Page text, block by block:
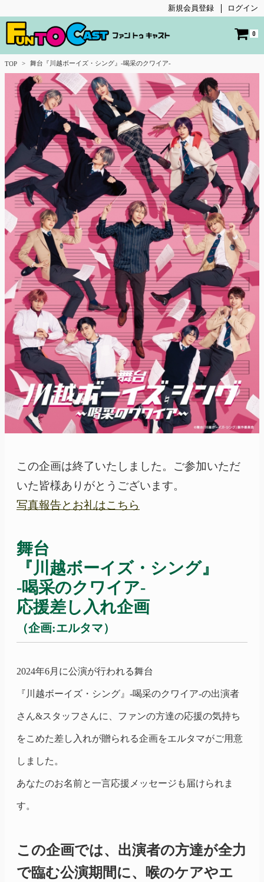
新規会員登録 ログイン
0
TOP 舞台『川越ボーイズ・シング』-喝采のクワイア-
この企画は終了いたしました。ご参加いただ
いた皆様ありがとうございます。
写真報告とお礼はこちら
舞台
『川越ボーイズ・シング』
-喝采のクワイア-
応援差し入れ企画
（企画:エルタマ）
2024年6月に公演が行われる舞台
『川越ボーイズ・シング』 -喝采のクワイア-の出演者
さん&スタッフさんに、ファンの方達の応援の気持ち
をこめた差し入れが贈られる企画をエルタマがご用意
しました。
あなたのお名前と一言応援メッセージも届けられま
す。
この企画では、出演者の方達が全力
で臨む公演期間に、喉のケアやエ